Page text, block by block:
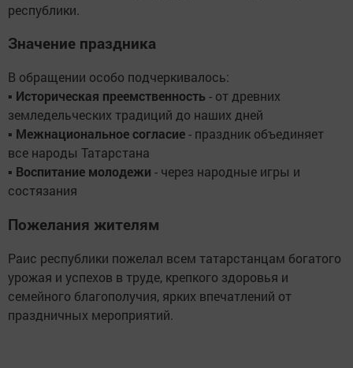
республики.
Значение праздника
В обращении особо подчеркивалось:
▪ Историческая преемственность- от древних
земледельческих традиций до наших дней
▪ Межнациональное согласие- праздник объединяет
все народы Татарстана
▪ Воспитание молодежи - через народные игры и
состязания
Пожелания жителям
Раис республики пожелал всем татарстанцам богатого
урожая и успехов в труде, крепкого здоровья и
семейного благополучия, ярких впечатлений от
праздничных мероприятий.